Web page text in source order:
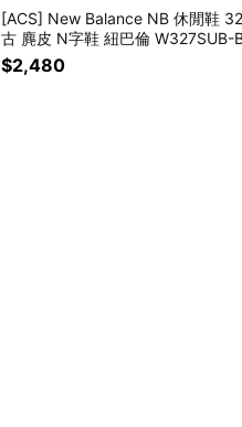
[ACS] New Balance NB 休閒鞋
古 麂皮 N字鞋 紐巴倫 W327SUB-
$2,480